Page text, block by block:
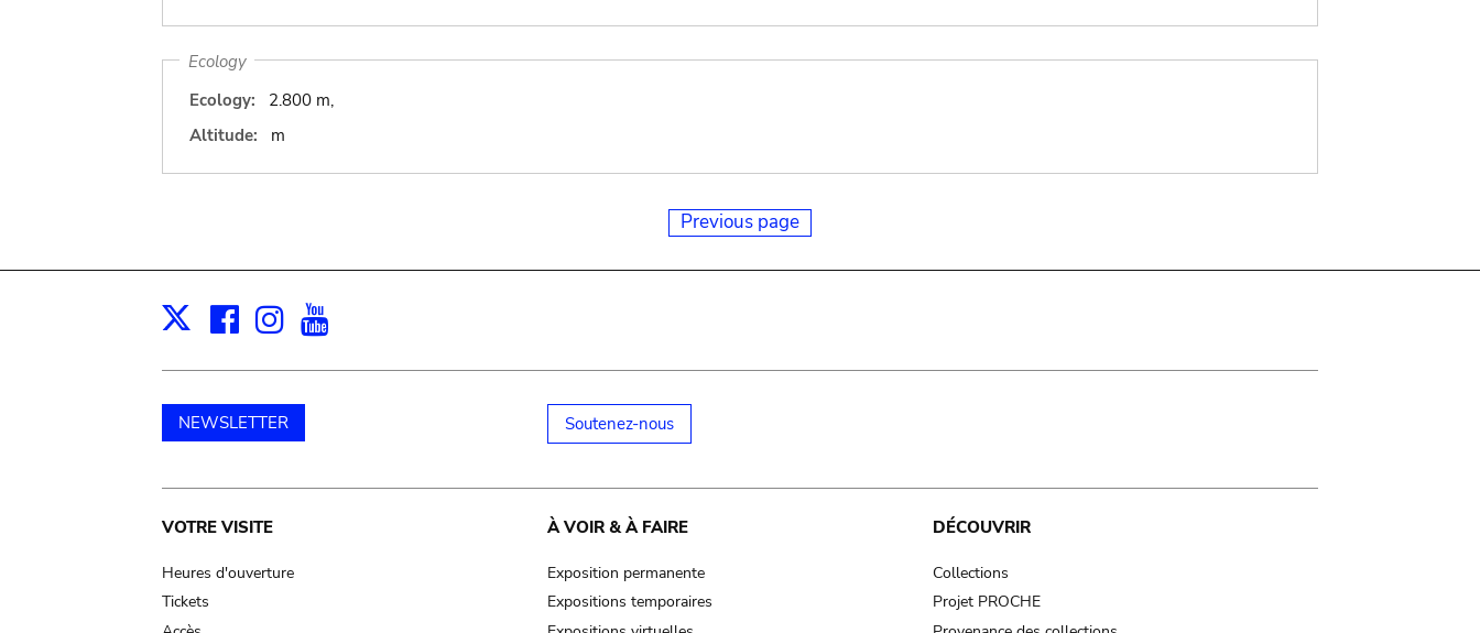
Ecology
Ecology:
2.800 m,
Altitude:
m
Previous page
X Facebook
Instagram
NEWSLETTER Soutenez-nous
Main
navigation
VOTRE VISITE
Heures d'ouverture
Tickets
À VOIR & À FAIRE
Exposition permanente
Expositions temporaires
DÉCOUVRIR
Collections
Projet PROCHE